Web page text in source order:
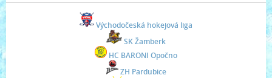
Východočeská hokejová liga
SK Žamberk
HC BARONI Opočno
ZH Pardubice